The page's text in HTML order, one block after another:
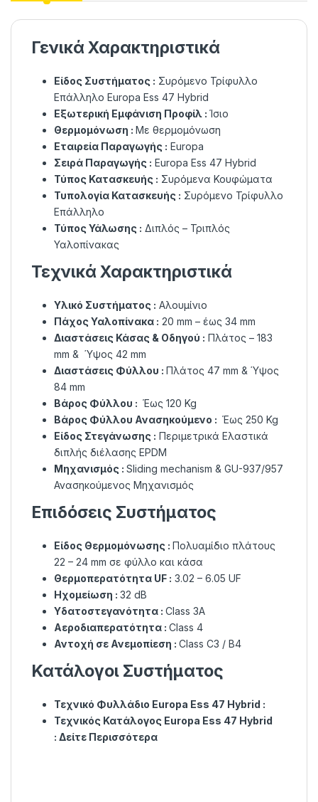
Γενικά Χαρακτηριστικά
Είδος Συστήματος : Συρόμενο Τρίφυλλο
Επάλληλο Europa Ess 47 Hybrid
Εξωτερική Εμφάνιση Προφίλ : Ίσιο
Θερμομόνωση : Με θερμομόνωση
Εταιρεία Παραγωγής : Europa
Σειρά Παραγωγής : Europa Ess 47 Hybrid
Τύπος Κατασκευής : Συρόμενα Κουφώματα
Τυπολογία Κατασκευής : Συρόμενο Τρίφυλλο
Επάλληλο
Τύπος Υάλωσης : Διπλός – Τριπλός
Υαλοπίνακας
Τεχνικά Χαρακτηριστικά
Υλικό Συστήματος : Αλουμίνιο
Πάχος Υαλοπίνακα : 20 mm – έως 34 mm
Διαστάσεις Κάσας & Οδηγού : Πλάτος – 183
mm & Ύψος 42 mm
Διαστάσεις Φύλλου : Πλάτος 47 mm & Ύψος
84 mm
Βάρος Φύλλου : Έως 120 Kg
Βάρος Φύλλου Ανασηκούμενο : Έως 250 Kg
Είδος Στεγάνωσης : Περιμετρικά Ελαστικά
διπλής διέλασης EPDM
Μηχανισμός : Sliding mechanism & GU-937/957
Ανασηκούμενος Μηχανισμός
Επιδόσεις Συστήματος
Είδος Θερμομόνωσης : Πολυαμίδιο πλάτους
22 – 24 mm σε φύλλο και κάσα
Θερμοπερατότητα UF : 3.02 – 6.05 UF
Ηχομείωση : 32 dB
Υδατοστεγανότητα : Class 3Α
Αεροδιαπερατότητα : Class 4
Αντοχή σε Ανεμοπίεση : Class C3 / B4
Κατάλογοι Συστήματος
Τεχνικό Φυλλάδιο Europa Ess 47 Hybrid :
Τεχνικός Κατάλογος Europa Ess 47 Hybrid
: Δείτε Περισσότερα